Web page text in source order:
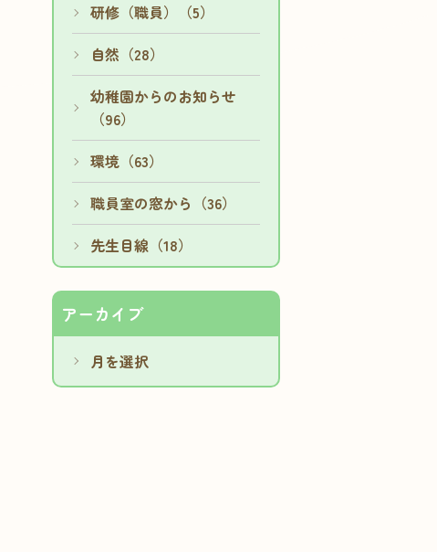
研修（職員）（5）
自然（28）
幼稚園からのお知らせ
（96）
環境（63）
職員室の窓から（36）
先生目線（18）
アーカイブ